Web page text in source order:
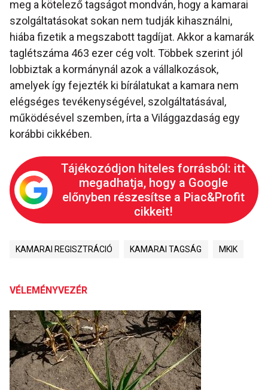
meg a kötelező tagságot mondván, hogy a kamarai
szolgáltatásokat sokan nem tudják kihasználni,
hiába fizetik a megszabott tagdíjat. Akkor a kamarák
taglétszáma 463 ezer cég volt. Többek szerint jól
lobbiztak a kormánynál azok a vállalkozások,
amelyek így fejezték ki bírálatukat a kamara nem
elégséges tevékenységével, szolgáltatásával,
működésével szemben, írta a Világgazdaság egy
korábbi cikkében.
Tájékozódjon hiteles forrásból: itt
megadhatja, hogy a Google
előnyben részesítse a Piac&Profit
cikkeit!
KAMARAI REGISZTRÁCIÓ KAMARAI TAGSÁG MKIK
VÉLEMÉNYVEZÉR